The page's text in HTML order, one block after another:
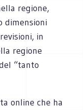
regione,
dimensioni
in
regione
“tanto
online che ha